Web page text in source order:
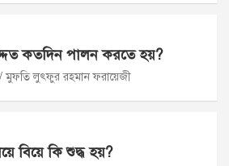
কতদিন পালন করতে হয়?
মুফতি লুৎফুর রহমান ফরায়েজী
বিয়ে কি শুদ্ধ হয়?